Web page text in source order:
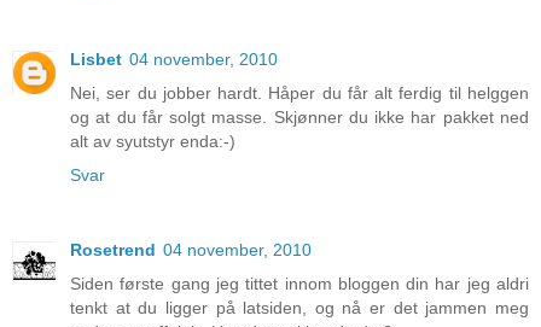
Lisbet 04 november, 2010
Nei, ser du jobber hardt. Håper du får alt ferdig til helggen
og at du får solgt masse. Skjønner du ikke har pakket ned
alt av syutstyr enda:-)
Svar
Rosetrend 04 november, 2010
Siden første gang jeg tittet innom bloggen din har jeg aldri
tenkt at du ligger på latsiden, og nå er det jammen meg